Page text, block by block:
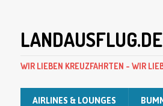
WIR LIEBEN KREUZFAHRTEN - WIR
AIRLINES & LOUNGES